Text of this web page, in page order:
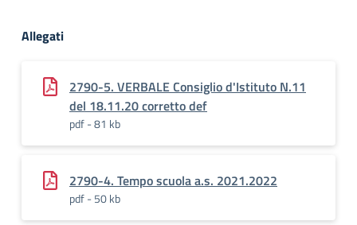
Allegati
2790-5. VERBALE Consiglio d'Istituto N.11
del 18.11.20 corretto def
pdf - 81 kb
2790-4. Tempo scuola a.s. 2021.2022
pdf - 50 kb